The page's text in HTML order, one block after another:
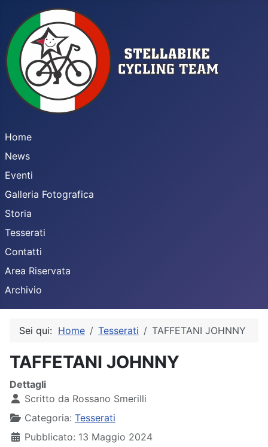
Home
News
Eventi
Galleria Fotografica
Storia
Tesserati
Contatti
Area Riservata
Archivio
Sei qui: Home Tesserati TAFFETANI JOHNNY
TAFFETANI JOHNNY
Dettagli
Scritto da Rossano Smerilli
Categoria: Tesserati
Pubblicato: 13 Maggio 2024